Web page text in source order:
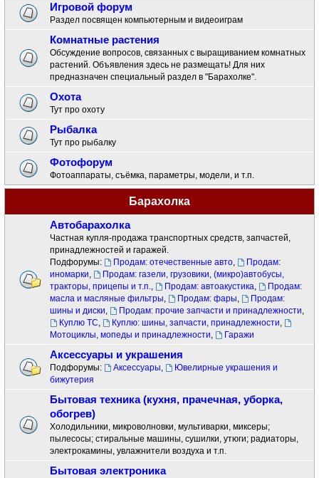
Игровой форум
Раздел посвящен компьютерным и видеоиграм
Комнатные растения
Обсуждение вопросов, связанных с выращиванием комнатных
растений. Объявления здесь не размещать! Для них
предназначен специальный раздел в "Барахолке".
Охота
Тут про охоту
Рыбалка
Тут про рыбалку
Фотофорум
Фотоаппараты, съёмка, параметры, модели, и т.п.
Барахолка
Автобарахолка
Частная купля-продажа транспортных средств, запчастей,
принадлежностей и гаражей.
Подфорумы:
Продам: отечественные авто,
Продам:
иномарки,
Продам: газели, грузовики, (микро)автобусы,
тракторы, прицепы и т.п., Продам: автоакустика,
Продам:
масла и масляные фильтры, Продам: фары,
Продам:
шины и диски, Продам: прочие запчасти и принадлежности,
Куплю ТС, Куплю: шины, запчасти, принадлежности,
Мотоциклы, мопеды и принадлежности, Гаражи
Аксессуары и украшения
Подфорумы: Аксессуары,
Ювелирные украшения и
бижутерия
Бытовая техника (кухня, прачечная, уборка,
обогрев)
Холодильники, микроволновки, мультиварки, миксеры;
пылесосы; стиральные машины, сушилки, утюги; радиаторы,
электрокамины, увлажнители воздуха и т.п.
Бытовая электроника